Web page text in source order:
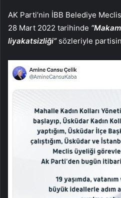
AK Parti’nin İBB Belediye
28 Mart 2022 tarihinde
liyakatsizliği” sözleriyle